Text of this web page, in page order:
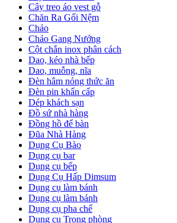
Cây treo áo vest gỗ
Chăn Ra Gối Nệm
Chảo
Chảo Gang Nướng
Cột chắn inox phân cách
Dao, kéo nhà bếp
Dao, muỗng, nĩa
Đèn hâm nóng thức ăn
Đèn pin khẩn cấp
Dép khách sạn
Đồ sứ nhà hàng
Đồng hồ để bàn
Đũa Nhà Hàng
Dụng Cụ Bào
Dụng cụ bar
Dụng cụ bếp
Dụng Cụ Hấp Dimsum
Dụng cụ làm bánh
Dụng cụ làm bánh
Dụng cụ pha chế
Dụng cụ Trong phòng